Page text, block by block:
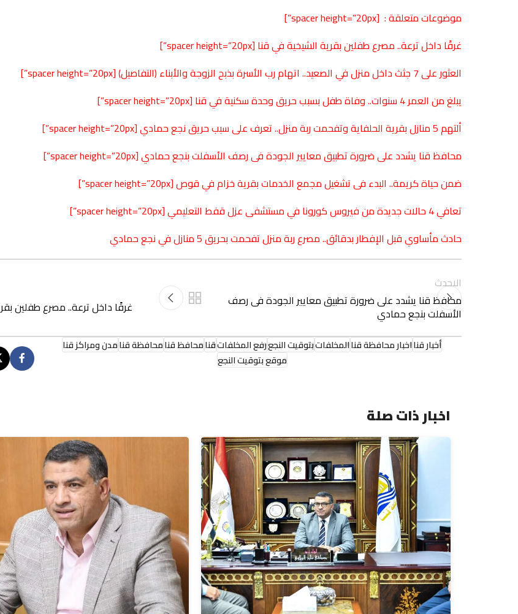
موضوعات متعلقة : [spacer height=”20px”]
غرقًا داخل ترعة.. مصرع طفلين بقرية الشيخية في قنا [spacer height=”20px”]
العثور على 7 جثث داخل منزل في الصعيد.. اتهام رب الأسرة بذبح الزوجة والأبناء (التفاصيل)
[spacer height=”20px”]
يبلغ من العمر 4 سنوات.. وفاة طفل بسبب حريق وحدة سكنية في
قنا [spacer height=”20px”]
ألتهم 5 منازل بقرية الحلفاية وتفحمت ربة منزل.. تعرف على سبب حريق نجع حمادي
[spacer height=”20px”]
محافظ قنا يشدد على ضرورة تطبيق معايير الجودة فى رصف الأسفلت بنجع حمادي[spacer height=”20px”]
ضمن حياة كريمة.. البدء فى تشغيل مجمع الخدمات بقرية خزام في قوص[spacer height=”20px”]
تعافي 4 حالات جديدة من فيروس كورونا في مستشفى عزل قفط التعليمي
[spacer height=”20px”]
حادث مأساوي قبل الإفطار بدقائق.. مصرع ربة منزل تفحمت بحريق 5 منازل في نجع حمادي
الاحدث
محافظ قنا يشدد على ضرورة تطبيق معايير الجودة فى رصف
الأسفلت بنجع حمادي
غرقًا داخل ترعة.. مصرع طفلين
أخبار قنااخبار محافظة قناالمخلفاتبتوقيت النجعرفع المخلفاتقنامحافظ قنامحافظة قنامدن ومراكز قنا
موقع بتوقيت النجع
اخبار ذات صلة